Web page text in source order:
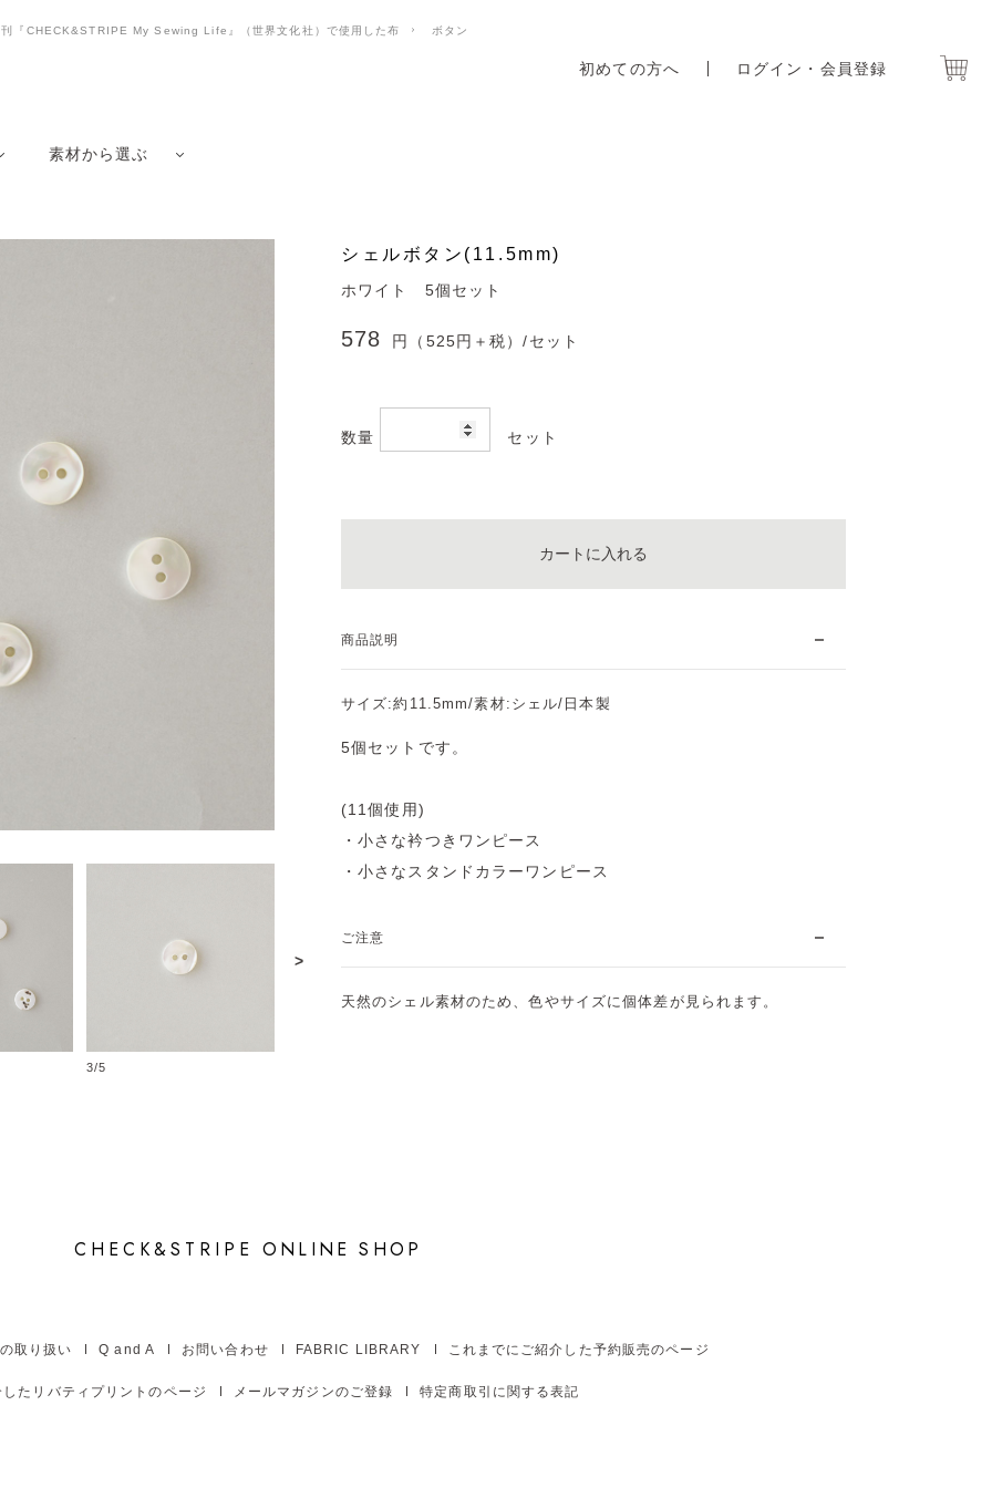
刊『CHECK&STRIPE My Sewing Life』（世界文化社）で使用した布 ボタン
初めての方へ ログイン・会員登録
素材から選ぶ
3/5
>
シェルボタン(11.5mm)
ホワイト 5個セット
578 円（525円＋税）/セット
数量 セット
カートに入れる
商品説明
サイズ:約11.5mm/素材:シェル/日本製
5個セットです。
(11個使用)
・小さな衿つきワンピース
・小さなスタンドカラーワンピース
ご注意
天然のシェル素材のため、色やサイズに個体差が見られます。
CHECK&STRIPE ONLINE SHOP
取り扱い Q and A お問い合わせ FABRIC LIBRARY これまでにご紹介した予約販売のページ
たリバティプリントのページ メールマガジンのご登録 特定商取引に関する表記